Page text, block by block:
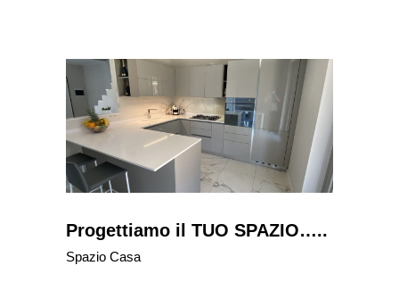
Progettiamo il TUO SPAZIO…..
Spazio Casa